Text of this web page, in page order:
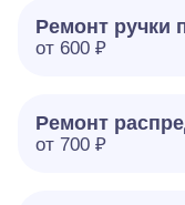
Ремонт ручки
от 600 ₽
Ремонт
от 700 ₽